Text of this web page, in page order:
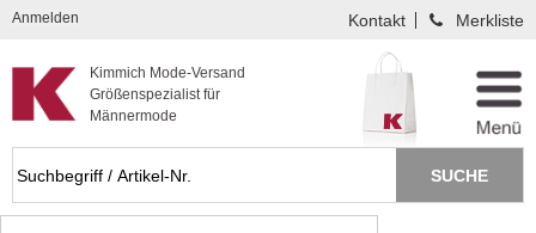
Kompletten Head der Seite überspringen
Kimmich Mode-Versand
Größenspezialist für
Männermode
Anmelden Kontakt Merkliste